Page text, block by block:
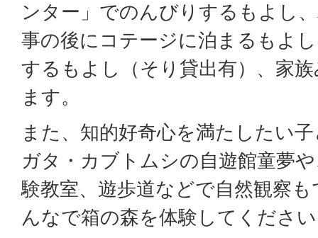
ンター」でのんびりするもよし
事の後にコテージに泊まるもよ
するもよし（そり貸出有）、家
ます。
また、知的好奇心を満たしたい
ガタ・カブトムシの自遊館童夢
験教室、遊歩道などで自然観察
んなで箱の森を体験してくださ